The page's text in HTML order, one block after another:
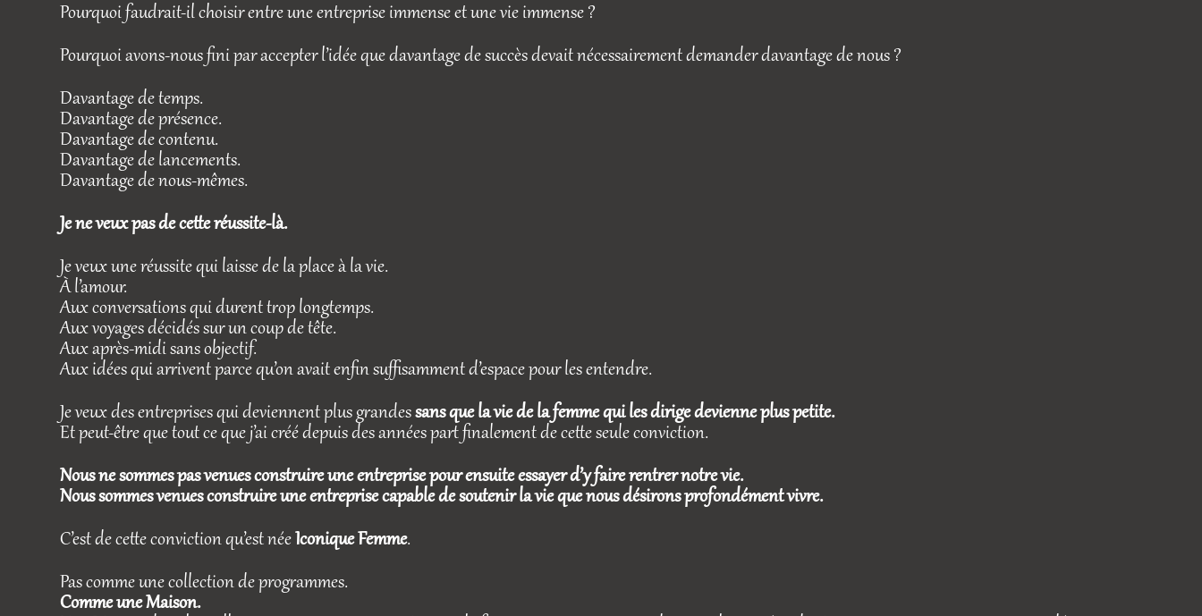
Pourquoi faudrait-il choisir entre une entreprise immense et une vie immense ?
Pourquoi avons-nous fini par accepter l’idée que davantage de succès devait nécessairement demander davantage de nous ?
Davantage de temps.
Davantage de présence.
Davantage de contenu.
Davantage de lancements.
Davantage de nous-mêmes.
Je ne veux pas de cette réussite-là.
Je veux une réussite qui laisse de la place à la vie.
À l’amour.
Aux conversations qui durent trop longtemps.
Aux voyages décidés sur un coup de tête.
Aux après-midi sans objectif.
Aux idées qui arrivent parce qu’on avait enfin suffisamment d’espace pour les entendre.
Je veux des entreprises qui deviennent plus grandessans que la vie de la femme qui les dirige devienne plus petite.
Et peut-être que tout ce que j’ai créé depuis des années part finalement de cette seule conviction.
Nous ne sommes pas venues construire une entreprise pour ensuite essayer d’y faire rentrer notre vie.
Nous sommes venues construire une entreprise capable de soutenir la vie que nous désirons profondément vivre.
C’est de cette conviction qu’est néeIconique Femme.
Pas comme une collection de programmes.
Comme une Maison.